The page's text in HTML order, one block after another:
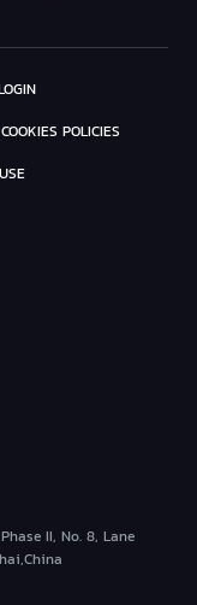
POLICIES
II, No. 8, Lane